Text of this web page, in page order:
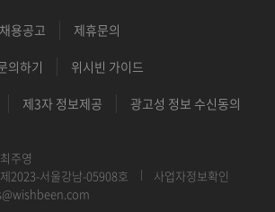
채용공고 제휴문의
의하기 위시빈 가이드
제3자 정보제공 광고성 정보 수신동의
주영
2023-서울강남-05908호
사업자정보확인